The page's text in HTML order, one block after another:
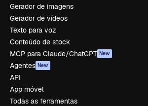
Gerador de imagens
Gerador de vídeos
Texto para voz
Conteúdo de stock
MCP para Claude/ChatGPT New
Agentes New
API
App móvel
Todas as ferramentas